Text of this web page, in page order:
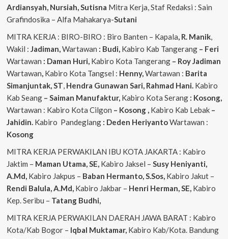
Ardiansyah, Nursiah, Sutisna Mitra Kerja, Staf Redaksi : Sain
Grafindosika – Alfa Mahakarya-Sutani
MITRA KERJA : BIRO-BIRO : Biro Banten – Kapala, R. Manik,
Wakil : Jadiman,Wartawan : Budi, Kabiro Kab Tangerang– Feri
Wartawan : Daman Huri, Kabiro Kota Tangerang– Roy Jadiman
Wartawan, Kabiro Kota Tangsel : Henny,Wartawan : Barita
Simanjuntak, ST, Hendra Gunawan Sari, Rahmad Hani. Kabiro
Kab Seang– Saiman Manufaktur, Kabiro Kota Serang : Kosong,
Wartawan : Kabiro Kota Cilgon – Kosong , Kabiro Kab Lebak–
Jahidin. Kabiro Pandeglang : Deden HeriyantoWartawan :
Kosong
MITRA KERJA PERWAKILAN IBU KOTA JAKARTA : Kabiro
Jaktim – Maman Utama, SE, Kabiro Jaksel – Susy Heniyanti,
A.Md, Kabiro Jakpus – Baban Hermanto, S.Sos, Kabiro Jakut –
Rendi Balula, A.Md, Kabiro Jakbar – Henri Herman, SE, Kabiro
Kep. Seribu – Tatang Budhi,
MITRA KERJA PERWAKILAN DAERAH JAWA BARAT : Kabiro
Kota/Kab Bogor – Iqbal Muktamar, Kabiro Kab/Kota. Bandung